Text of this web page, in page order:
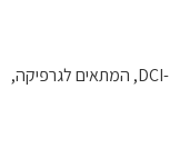
המסך מכסה ‎95%‎ מטווח הצבעים DCI-P3 (CIE 1976), המתאים לגרפיקה,